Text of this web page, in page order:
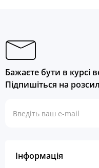
Бажаєте бути в курсі
Підпишіться на
Інформація